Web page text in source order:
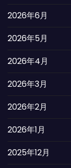
2026年6月
2026年5月
2026年4月
2026年3月
2026年2月
2026年1月
2025年12月